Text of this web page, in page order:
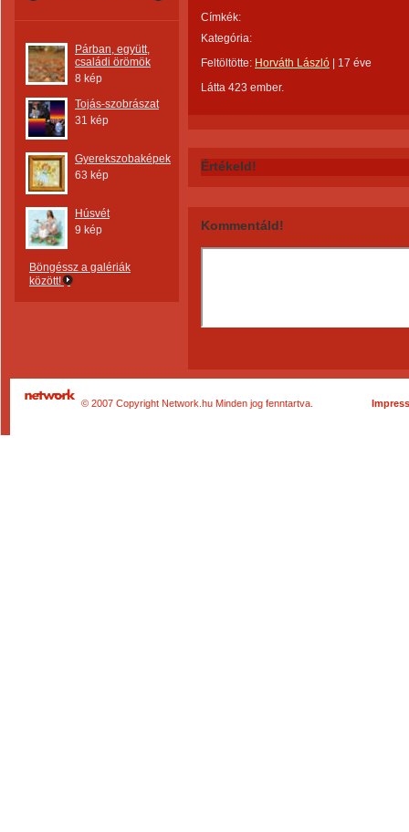
Párban, együtt,
családi örömök
8 kép
Tojás-szobrászat
31 kép
Gyerekszobaképek
63 kép
Húsvét
9 kép
Böngéssz a galériák
között!
Címkék:
Kategória:
Feltöltötte: Horváth László
17 éve
Látta 423 ember.
Értékeld!
Kommentáld!
© 2007 Copyright Network.hu Minden jog fenntartva.